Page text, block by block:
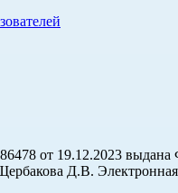
от 19.12.2023 выдана
Д.В. Электронная